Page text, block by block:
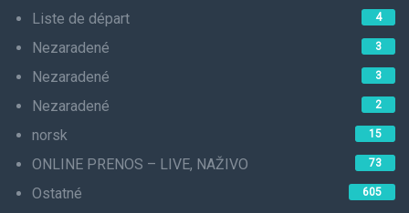
Liste de départ 4
Nezaradené 3
Nezaradené 3
Nezaradené 2
norsk 15
ONLINE PRENOS – LIVE, NAŽIVO 73
Ostatné 605